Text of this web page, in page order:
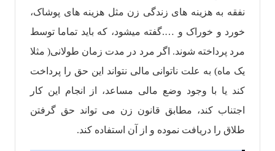
نفقه به هزینه های زندگی زن مثل هزینه های پوشاک،
خورد و خوراک و ….گفته میشود، که باید تماما توسط
مرد پرداخته شوند. اگر مرد در مدت زمان طولانی( مثلا
یک ماه) به علت ناتوانی مالی نتواند این حق را پرداخت
کند یا با وجود وضع مالی مساعد، از انجام این کار
اجتناب کند، مطابق قانون زن می تواند حق گرفتن
طلاق را دریافت نموده و از آن‌ استفاده کند.